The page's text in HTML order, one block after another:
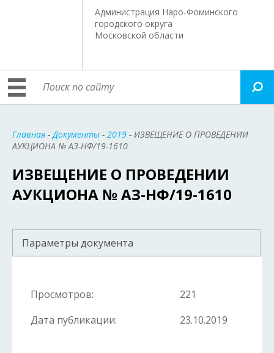
Администрация Наро-Фоминского
городского округа
Московской области
Главная -Документы - 2019 - ИЗВЕЩЕНИЕ О ПРОВЕДЕНИИ
АУКЦИОНА № АЗ-НФ/19-1610
ИЗВЕЩЕНИЕ О ПРОВЕДЕНИИ
АУКЦИОНА № АЗ-НФ/19-1610
Параметры документа
Просмотров:
221
Дата публикации:
23.10.2019